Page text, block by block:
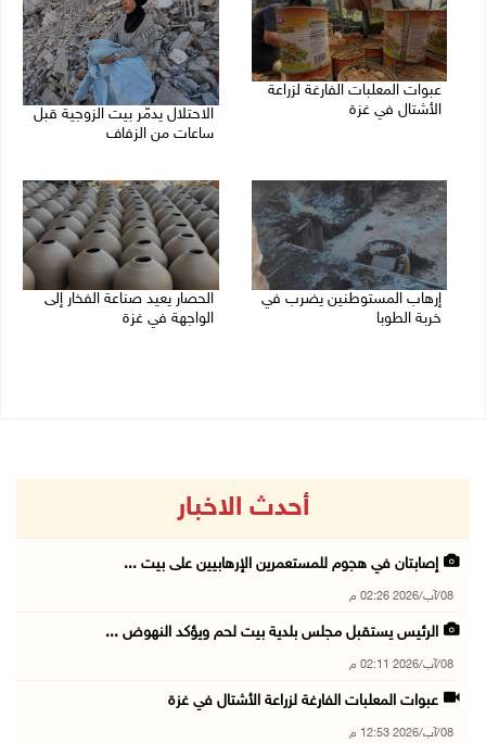
عبوات المعلبات الفارغة لزراعة
الأشتال في غزة
الاحتلال يدمّر بيت الزوجية قبل
ساعات من الزفاف
إرهاب المستوطنين يضرب في
خربة الطوبا
الحصار يعيد صناعة الفخار إلى
الواجهة في غزة
أحدث الاخبار
إصابتان في هجوم للمستعمرين الإرهابيين على بيت ...
08/آب/2026 02:26 م
الرئيس يستقبل مجلس بلدية بيت لحم ويؤكد النهوض ...
08/آب/2026 02:11 م
عبوات المعلبات الفارغة لزراعة الأشتال في غزة
08/آب/2026 12:53 م